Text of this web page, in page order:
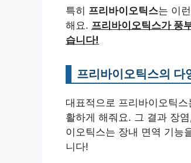
특히 프리바이오틱스는 이
해요. 프리바이오틱스가 풍
습니다!
프리바이오틱스의 다
대표적으로 프리바이오틱
활하게 해줘요. 그 결과 장
이오틱스는 장내 면역 기능
니다!